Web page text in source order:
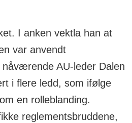
I anken vektla han at
var anvendt
AU-leder Dalen
i flere ledd, som ifølge
en rolleblanding.
reglementsbruddene,